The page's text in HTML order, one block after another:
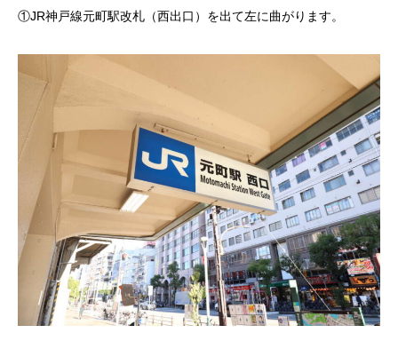
①JR神戸線元町駅改札（西出口）を出て左に曲がります。